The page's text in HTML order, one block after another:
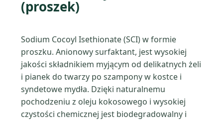
(proszek)
Sodium Cocoyl Isethionate (SCI) w formie
proszku. Anionowy surfaktant, jest wysokiej
jakości składnikiem myjącym od delikatnych żeli
i pianek do twarzy po szampony w kostce i
syndetowe mydła. Dzięki naturalnemu
pochodzeniu z oleju kokosowego i wysokiej
czystości chemicznej jest biodegradowalny i